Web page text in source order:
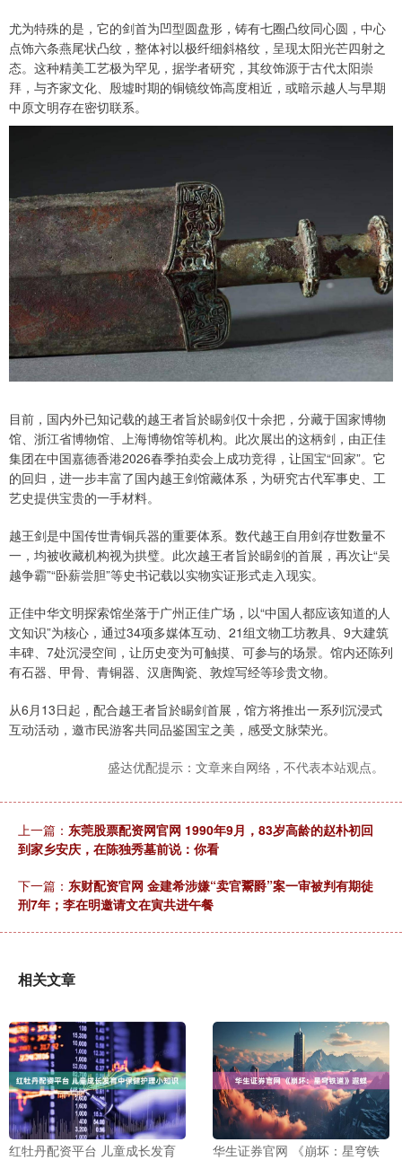
尤为特殊的是，它的剑首为凹型圆盘形，铸有七圈凸纹同心圆，中心
点饰六条燕尾状凸纹，整体衬以极纤细斜格纹，呈现太阳光芒四射之
态。这种精美工艺极为罕见，据学者研究，其纹饰源于古代太阳崇
拜，与齐家文化、殷墟时期的铜镜纹饰高度相近，或暗示越人与早期
中原文明存在密切联系。
目前，国内外已知记载的越王者旨於睗剑仅十余把，分藏于国家博物
馆、浙江省博物馆、上海博物馆等机构。此次展出的这柄剑，由正佳
集团在中国嘉德香港2026春季拍卖会上成功竞得，让国宝“回家”。它
的回归，进一步丰富了国内越王剑馆藏体系，为研究古代军事史、工
艺史提供宝贵的一手材料。
越王剑是中国传世青铜兵器的重要体系。数代越王自用剑存世数量不
一，均被收藏机构视为拱璧。此次越王者旨於睗剑的首展，再次让“吴
越争霸”“卧薪尝胆”等史书记载以实物实证形式走入现实。
正佳中华文明探索馆坐落于广州正佳广场，以“中国人都应该知道的人
文知识”为核心，通过34项多媒体互动、21组文物工坊教具、9大建筑
丰碑、7处沉浸空间，让历史变为可触摸、可参与的场景。馆内还陈列
有石器、甲骨、青铜器、汉唐陶瓷、敦煌写经等珍贵文物。
从6月13日起，配合越王者旨於睗剑首展，馆方将推出一系列沉浸式
互动活动，邀市民游客共同品鉴国宝之美，感受文脉荣光。
盛达优配提示：文章来自网络，不代表本站观点。
上一篇： 东莞股票配资网官网 1990年9月，83岁高龄的赵朴初回
到家乡安庆，在陈独秀墓前说：你看
下一篇： 东财配资官网 金建希涉嫌“卖官鬻爵”案一审被判有期徒
刑7年；李在明邀请文在寅共进午餐
相关文章
红牡丹配资平台 儿童成长发育
华生证券官网 《崩坏：星穹铁